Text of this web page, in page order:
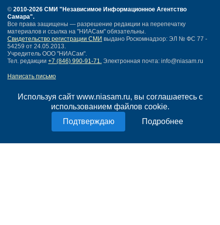
Используя сайт www.niasam.ru, вы соглашаетесь с
использованием файлов cookie.
Подробнее
© 2010-2026 СМИ "Независимое Информационное Агентство
Самара".
Все права защищены — разрешение редакции на перепечатку
материалов и ссылка на "НИАСам" обязательны.
Свидетельство регистрации СМИ выдано Роскомнадзор: ЭЛ № ФС 77 -
54259 от 24.05.2013.
Учредитель ООО "НИАСам".
Тел. редакции +7 (846) 990-91-71. Электронная почта: info@niasam.ru
Написать письмо
Нашли ошибку?
Политика конфиденциальности